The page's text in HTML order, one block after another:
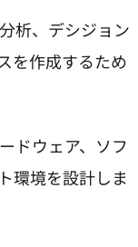
析、デシジョン
を作成するため
ドウェア、ソフ
環境を設計しま